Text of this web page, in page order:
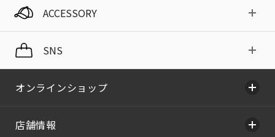
ACCESSORY
SNS
オンラインショップ
店舗情報